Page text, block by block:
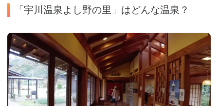
「宇川温泉よし野の里」はどんな温泉？